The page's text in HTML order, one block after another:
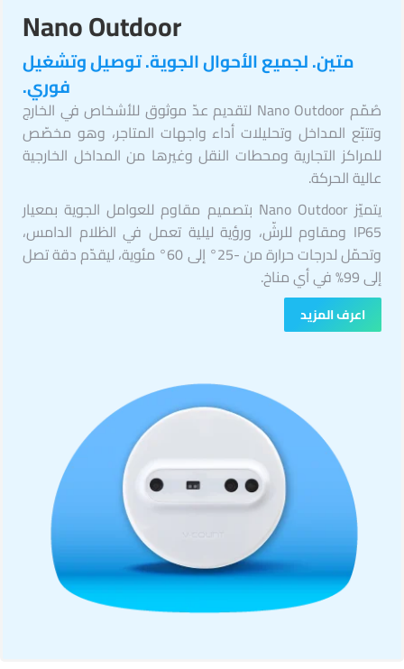
Nano Outdoor
متين. لجميع الأحوال الجوية. توصيل وتشغيل
فوري.
صُمّم Nano Outdoor لتقديم عدّ موثوق للأشخاص في الخارج
وتتبّع المداخل وتحليلات أداء واجهات المتاجر، وهو مخصّص
للمراكز التجارية ومحطات النقل وغيرها من المداخل الخارجية
عالية الحركة.
يتميّز Nano Outdoor بتصميم مقاوم للعوامل الجوية بمعيار
IP65 ومقاوم للرشّ، ورؤية ليلية تعمل في الظلام الدامس،
وتحمّل لدرجات حرارة من -25° إلى 60° مئوية، ليقدّم دقة تصل
إلى 99% في أي مناخ.
اعرف المزيد